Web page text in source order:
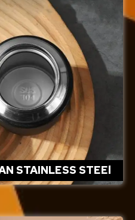
STAINLESS STEEl